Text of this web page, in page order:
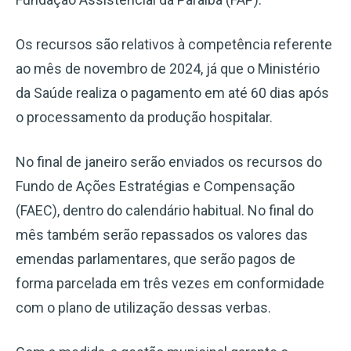
Os recursos são relativos à competência referente
ao mês de novembro de 2024, já que o Ministério
da Saúde realiza o pagamento em até 60 dias após
o processamento da produção hospitalar.
No final de janeiro serão enviados os recursos do
Fundo de Ações Estratégias e Compensação
(FAEC), dentro do calendário habitual. No final do
mês também serão repassados os valores das
emendas parlamentares, que serão pagos de
forma parcelada em três vezes em conformidade
com o plano de utilização dessas verbas.